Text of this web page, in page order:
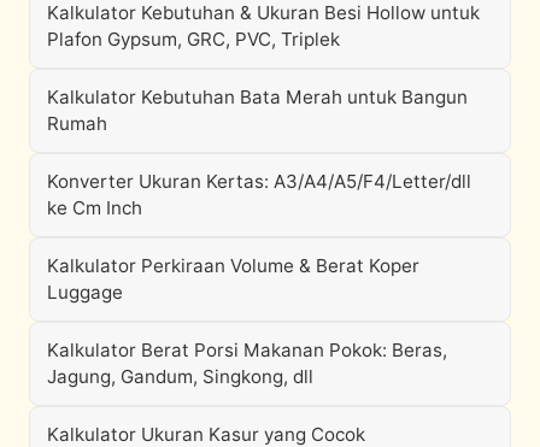
Kalkulator Kebutuhan & Ukuran Besi Hollow untuk
Plafon Gypsum, GRC, PVC, Triplek
Kalkulator Kebutuhan Bata Merah untuk Bangun
Rumah
Konverter Ukuran Kertas: A3/A4/A5/F4/Letter/dll
ke Cm Inch
Kalkulator Perkiraan Volume & Berat Koper
Luggage
Kalkulator Berat Porsi Makanan Pokok: Beras,
Jagung, Gandum, Singkong, dll
Kalkulator Ukuran Kasur yang Cocok